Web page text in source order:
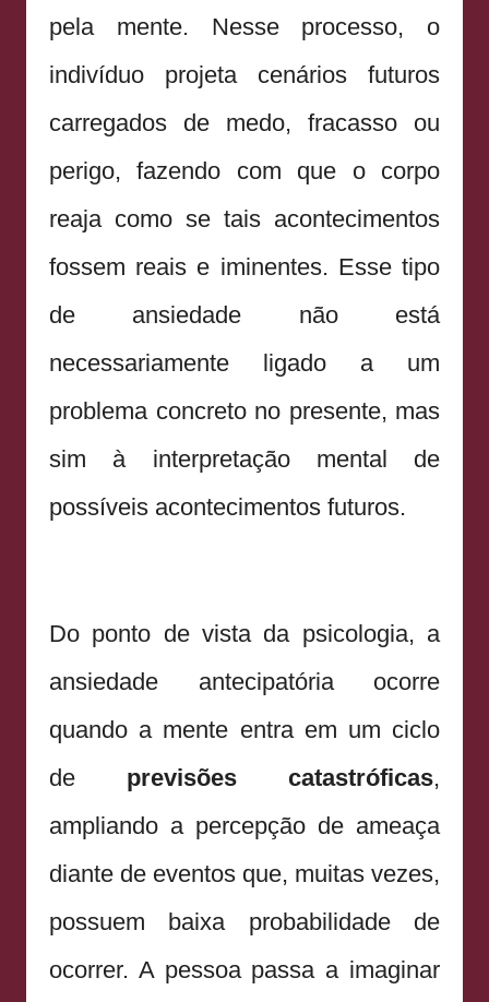
pela mente. Nesse processo, o
indivíduo projeta cenários futuros
carregados de medo, fracasso ou
perigo, fazendo com que o corpo
reaja como se tais acontecimentos
fossem reais e iminentes. Esse tipo
de ansiedade não está
necessariamente ligado a um
problema concreto no presente, mas
sim à interpretação mental de
possíveis acontecimentos futuros.
Do ponto de vista da psicologia, a
ansiedade antecipatória ocorre
quando a mente entra em um ciclo
de previsões catastróficas,
ampliando a percepção de ameaça
diante de eventos que, muitas vezes,
possuem baixa probabilidade de
ocorrer. A pessoa passa a imaginar